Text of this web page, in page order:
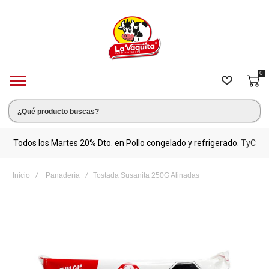
0
Todos los Martes 20% Dto. en Pollo congelado y refrigerado. TyC
Inicio Panadería Tostada Susanita 250G Alinadas